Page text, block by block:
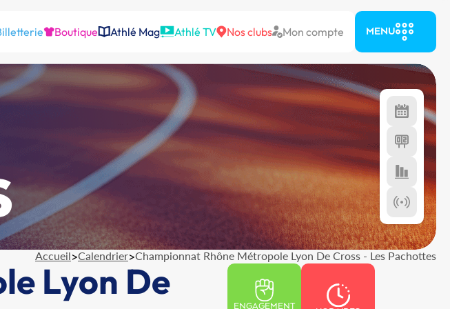
Boutique Athlé Mag Athlé TV Nos clubs Mon compte MENU
Accueil>Calendrier>Championnat Rhône Métropole Lyon De Cross - Les Pachottes
Lyon De
ENGAGEMENT